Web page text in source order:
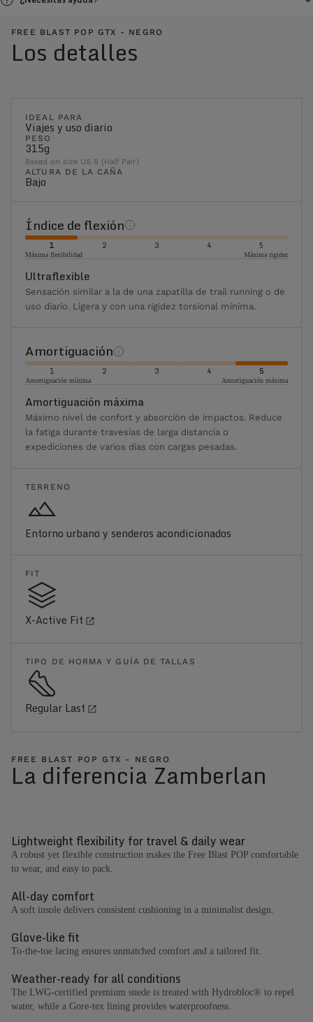
FREE BLAST POP GTX - NEGRO
Los detalles
IDEAL PARA
Viajes y uso diario
PESO
315g
Based on size US 8 (Half Pair)
ALTURA DE LA CAÑA
Bajo
Índice de flexión
1 2 3 4 5
Máxima flexibilidad Máxima rigidez
Ultraflexible
Sensación similar a la de una zapatilla de trail running o de
uso diario. Ligera y con una rigidez torsional mínima.
Amortiguación
1 2 3 4 5
Amortiguación mínima Amortiguación máxima
Amortiguación máxima
Máximo nivel de confort y absorción de impactos. Reduce
la fatiga durante travesías de larga distancia o
expediciones de varios días con cargas pesadas.
TERRENO
Entorno urbano y senderos acondicionados
FIT
X-Active Fit
TIPO DE HORMA Y GUÍA DE TALLAS
Regular Last
FREE BLAST POP GTX - NEGRO
La diferencia Zamberlan
Lightweight flexibility for travel & daily wear
A robust yet flexible construction makes the Free Blast POP comfortable
to wear, and easy to pack.
All-day comfort
A soft insole delivers consistent cushioning in a minimalist design.
Glove-like fit
To-the-toe lacing ensures unmatched comfort and a tailored fit.
Weather-ready for all conditions
The LWG-certified premium suede is treated with Hydrobloc® to repel
water, while a Gore-tex lining provides waterproofness.